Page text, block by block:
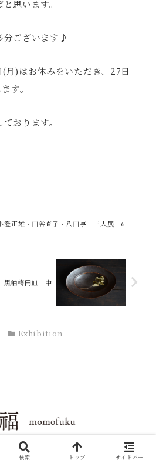
思います。
分ございます♪
)はお休みをいただき、27日
す。
おります。
澄正雄・田谷直子・八田亨 三人展 6
黒釉楕円皿 中
Exhibition
百福 All Rights Reserved.
検索 トップ サイドバー